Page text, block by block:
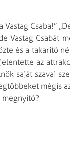
Vastag Csaba!”
Vastag Csabát
és a takarító
az
saját szavai
mégis
megnyitó?